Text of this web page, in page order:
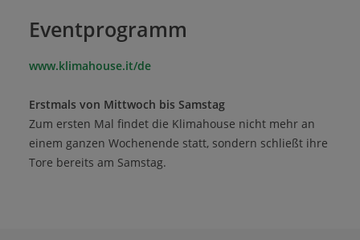
Eventprogramm
www.klimahouse.it/de
Erstmals von Mittwoch bis Samstag
Zum ersten Mal findet die Klimahouse nicht mehr an
einem ganzen Wochenende statt, sondern schließt ihre
Tore bereits am Samstag.